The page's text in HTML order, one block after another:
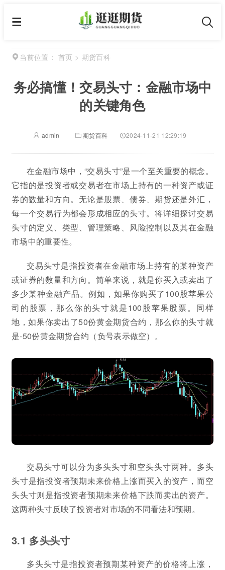
当前位置： 首页 > 期货百科
务必搞懂！交易头寸：金融市场中
的关键角色
admin 期货百科 2024-11-21 12:29:19
在金融市场中，“交易头寸”是一个至关重要的概念。
它指的是投资者或交易者在市场上持有的一种资产或证
券的数量和方向。无论是股票、债券、期货还是外汇，
每一个交易行为都会形成相应的头寸。将详细探讨交易
头寸的定义、类型、管理策略、风险控制以及其在金融
市场中的重要性。
交易头寸是指投资者在金融市场上持有的某种资产
或证券的数量和方向。简单来说，就是你买入或卖出了
多少某种金融产品。例如，如果你购买了100股苹果公
司的股票，那么你的头寸就是100股苹果股票。同样
地，如果你卖出了50份黄金期货合约，那么你的头寸就
是-50份黄金期货合约（负号表示做空）。
交易头寸可以分为多头头寸和空头头寸两种。多头
头寸是指投资者预期未来价格上涨而买入的资产，而空
头头寸则是指投资者预期未来价格下跌而卖出的资产。
这两种头寸反映了投资者对市场的不同看法和预期。
3.1 多头头寸
多头头寸是指投资者预期某种资产的价格将上涨，